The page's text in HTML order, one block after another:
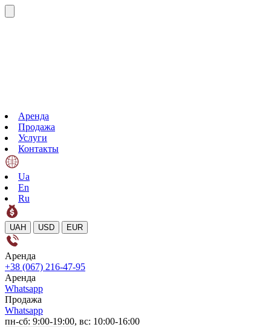
Аренда
Продажа
Услуги
Контакты
Ua
En
Ru
UAH USD EUR
Аренда
+38 (067) 216-47-95
Аренда
Whatsapp
Продажа
Whatsapp
пн-сб: 9:00-19:00, вс: 10:00-16:00